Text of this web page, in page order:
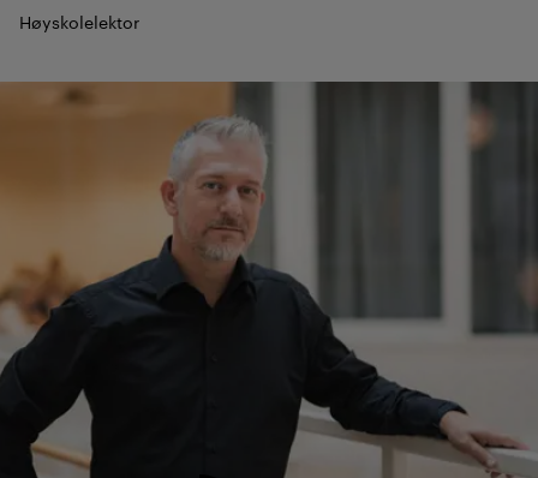
Høyskolelektor